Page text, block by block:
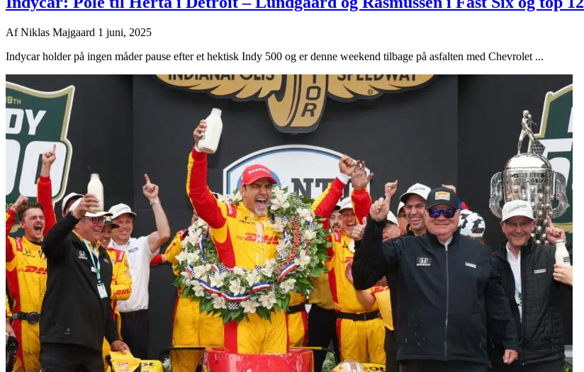
AfNiklas Majgaard 1 juni, 2025
Indycar holder på ingen måder pause efter et hektisk Indy 500 og er denne weekend tilbage på asfalten med Chevrolet ...